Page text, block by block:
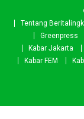
Tentang
Greenpress
Kabar Jakarta
Kabar FEM